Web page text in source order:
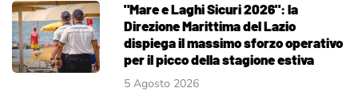
"Mare e Laghi Sicuri 2026": la
Direzione Marittima del Lazio
dispiega il massimo sforzo operativo
per il picco della stagione estiva
5 Agosto 2026